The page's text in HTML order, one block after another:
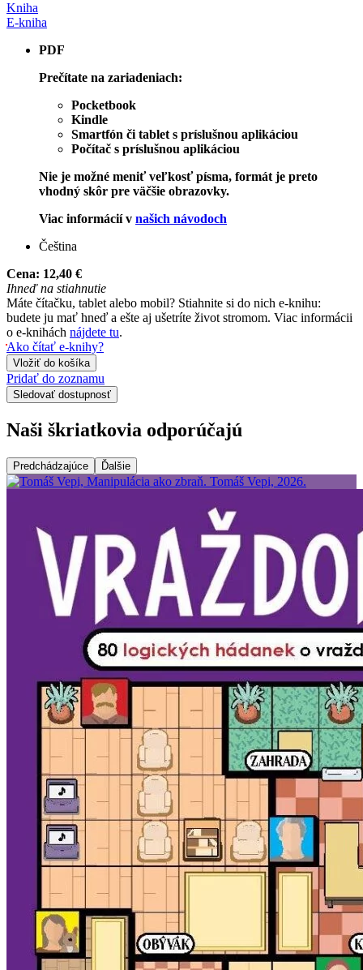
Kniha
E-kniha
PDF
Prečítate na zariadeniach:
Pocketbook
Kindle
Smartfón či tablet s príslušnou aplikáciou
Počítač s príslušnou aplikáciou
Nie je možné meniť veľkosť písma, formát je preto
vhodný skôr pre väčšie obrazovky.
Viac informácií v našich návodoch
Čeština
Cena: 12,40 €
Ihneď na stiahnutie
Máte čítačku, tablet alebo mobil? Stiahnite si do nich e-knihu:
budete ju mať hneď a ešte aj ušetríte život stromom. Viac informácii
o e-knihách nájdete tu.
Ako čítať e-knihy?
Vložiť do košíka
Pridať do zoznamu
Sledovať dostupnosť
Naši škriatkovia odporúčajú
Predchádzajúce Ďalšie